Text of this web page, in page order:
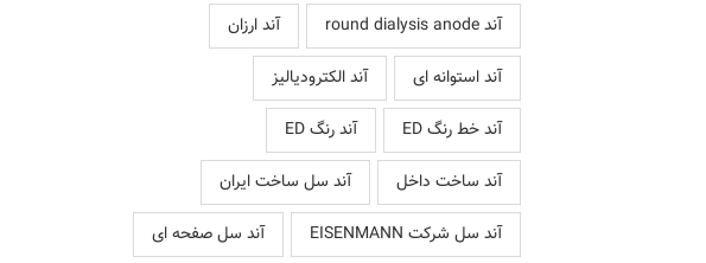
آند round dialysis anode
آند ارزان
آند استوانه ای
آند الکترودیالیز
آند خط رنگ ED
آند رنگ ED
آند ساخت داخل
آند سل ساخت ایران
آند سل شرکت EISENMANN
آند سل صفحه ای